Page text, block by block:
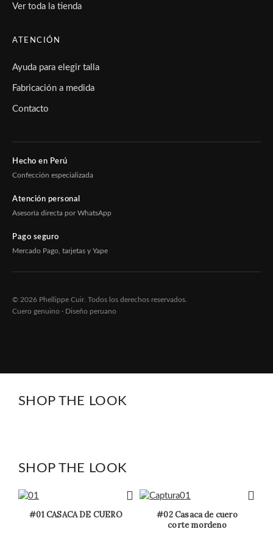
Ver toda la tienda
ATENCIÓN
Ayuda para elegir talla
Fabricación a medida
Contacto
Hecho en Perú
Confección especializada
Atención personal
Asesoría directa por WhatsApp
Pago seguro
Mercado Pago, tarjetas y Yape
© 2026 Phellippe Cuir. Todos los derechos reservados.
Cuero genuino · Diseño peruano
SHOP THE LOOK
SHOP THE LOOK
#01 CASACA DE CUERO
#02 Casaca de cuero
corte mordeno